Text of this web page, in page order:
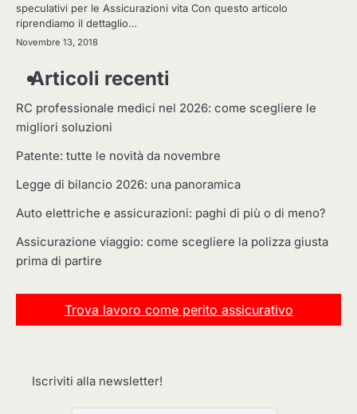
speculativi per le Assicurazioni vita Con questo articolo
riprendiamo il dettaglio…
Novembre 13, 2018
Articoli recenti
RC professionale medici nel 2026: come scegliere le
migliori soluzioni
Patente: tutte le novità da novembre
Legge di bilancio 2026: una panoramica
Auto elettriche e assicurazioni: paghi di più o di meno?
Assicurazione viaggio: come scegliere la polizza giusta
prima di partire
Trova lavoro come perito assicurativo
Iscriviti alla newsletter!